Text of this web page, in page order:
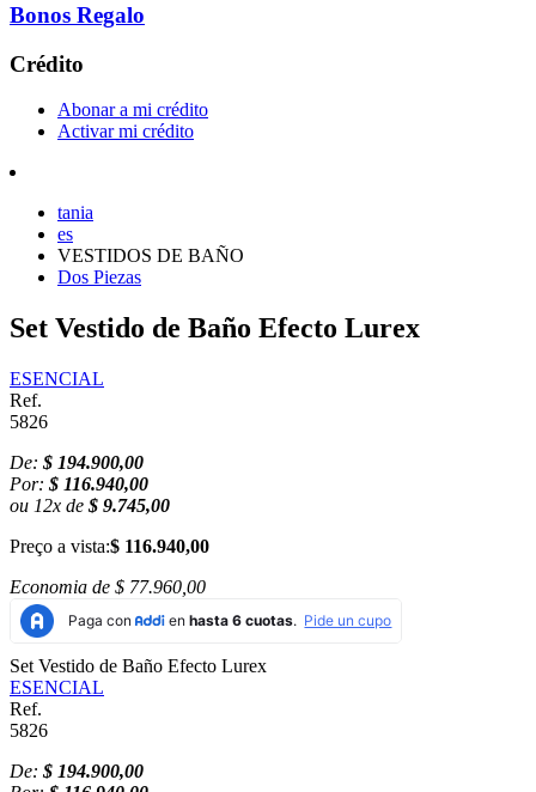
Bonos Regalo
Crédito
Abonar a mi crédito
Activar mi crédito
tania
es
VESTIDOS DE BAÑO
Dos Piezas
Set Vestido de Baño Efecto Lurex
ESENCIAL
Ref.
5826
De: $ 194.900,00
Por: $ 116.940,00
ou 12x de $ 9.745,00
Preço a vista:$ 116.940,00
Economia de $ 77.960,00
Set Vestido de Baño Efecto Lurex
ESENCIAL
Ref.
5826
De: $ 194.900,00